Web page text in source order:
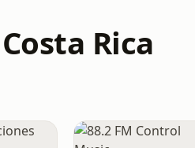
Rica